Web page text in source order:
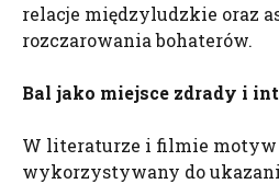
relacje międzyludzkie oraz
rozczarowania bohaterów.
Bal jako miejsce zdrady i
W literaturze i filmie motyw
wykorzystywany do